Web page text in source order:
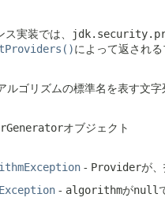
実装では、
によって返され
ルゴリズムの標準名を表す文字
オブジェクト
- Providerが
- algorithmがnull